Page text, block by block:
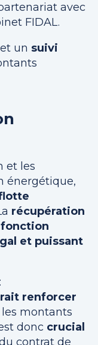
avec
FIDAL.
un suivi
et les
énergétique,
récupération
fonction
et puissant
renforcer
montants
donc crucial
contrat de